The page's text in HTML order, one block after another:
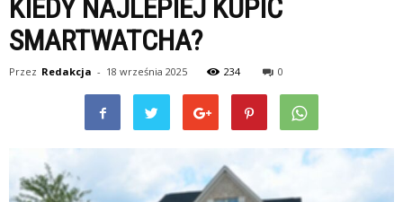
KIEDY NAJLEPIEJ KUPIĆ
SMARTWATCHA?
Przez Redakcja - 18 września 2025 234 0